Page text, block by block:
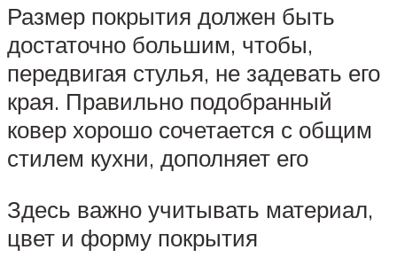
Размер покрытия должен быть
достаточно большим, чтобы,
передвигая стулья, не задевать его
края. Правильно подобранный
ковер хорошо сочетается с общим
стилем кухни, дополняет его
Здесь важно учитывать материал,
цвет и форму покрытия